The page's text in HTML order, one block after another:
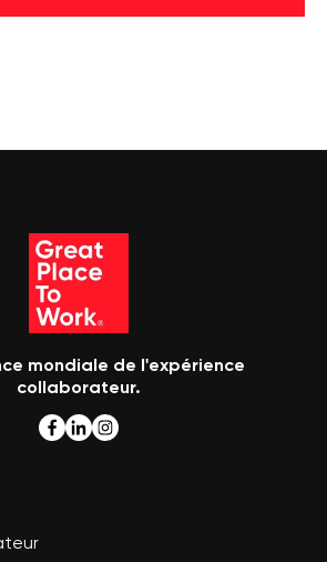
mondiale de l'expérience
collaborateur.